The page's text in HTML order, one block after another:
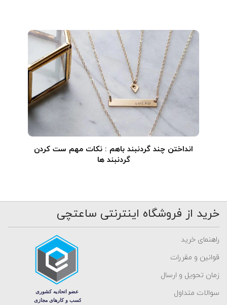
انداختن چند گردنبند باهم : نکات مهم ست کردن
گردنبند ها
خرید از فروشگاه اینترنتی ساعتچی
راهنمای خرید
قوانین و مقررات
زمان تحویل و ارسال
سوالات متداول